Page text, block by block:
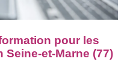
pour les
Seine-et-Marne (77)